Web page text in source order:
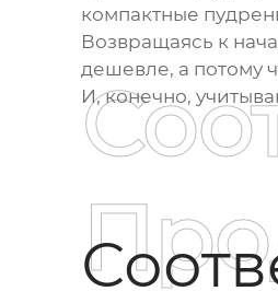
компактные
Возвращаясь к
дешевле, а потому
И, конечно,